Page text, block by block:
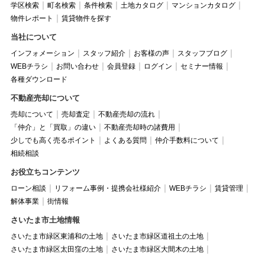
学区検索 町名検索 条件検索 土地カタログ
マンションカタログ
物件レポート
賃貸物件を探す
当社について
インフォメーション スタッフ紹介 お客様の声
スタッフブログ
WEBチラシ
お問い合わせ 会員登録 ログイン
セミナー情報
各種ダウンロード
不動産売却について
売却について 売却査定
不動産売却の流れ
「仲介」と「買取」の違い
不動産売却時の諸費用
少しでも高く売るポイント
よくある質問
仲介手数料について
相続相談
お役立ちコンテンツ
ローン相談 リフォーム事例・提携会社様紹介 WEBチラシ
賃貸管理
解体事業
街情報
さいたま市土地情報
さいたま市緑区東浦和の土地
さいたま市緑区道祖土の土地
さいたま市緑区太田窪の土地
さいたま市緑区大間木の土地